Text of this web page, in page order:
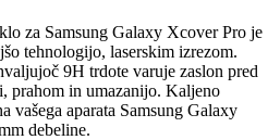
za Samsung Galaxy Xcover Pro je
tehnologijo, laserskim izrezom.
9H trdote varuje zaslon pred
prahom in umazanijo. Kaljeno
vašega aparata Samsung Galaxy
debeline.